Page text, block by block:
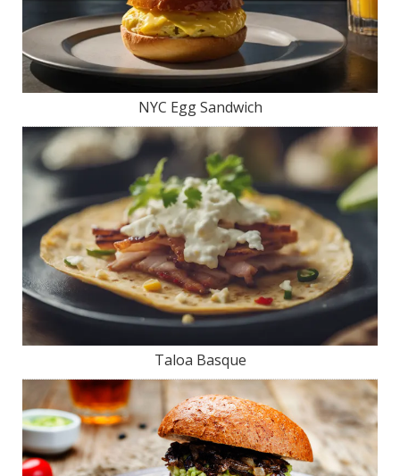
NYC Egg Sandwich
Taloa Basque